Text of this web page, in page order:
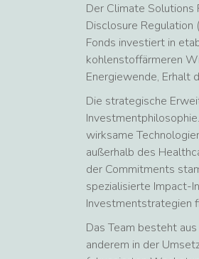
Der Climate
Disclosure Regulation
Fonds investiert in
kohlenstoffärmeren
Energiewende, Erhalt
Die strategische
wirksame
außerhalb des
der Commitments
spezialisierte Impact-
Investmentstrategien
Das Team besteht
anderem in der